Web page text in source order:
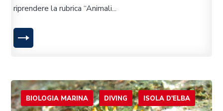
riprendere la rubrica “Animali...
BIOLOGIA MARINA DIVING ISOLA D'ELBA